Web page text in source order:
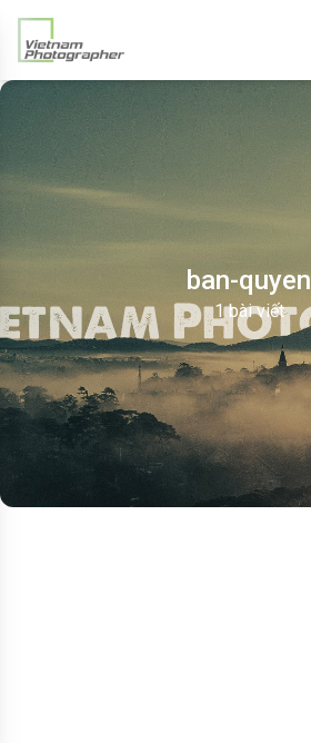
ban-quyen
1 bài viết